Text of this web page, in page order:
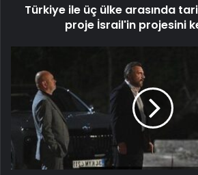
Türkiye ile üç ülke arasında
proje İsrail'in projesini